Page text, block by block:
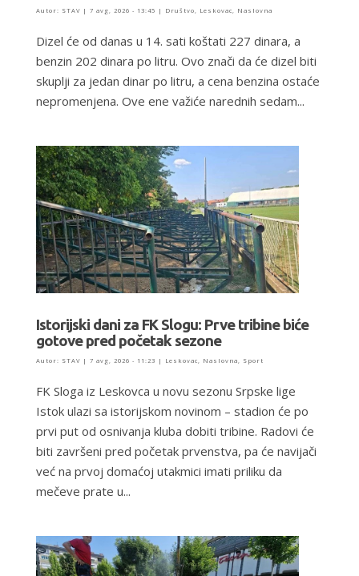
Autor: STAV| 7 avg, 2026 - 13:45 | Društvo Leskovac Naslovna
Dizel će od danas u 14. sati koštati 227 dinara, a
benzin 202 dinara po litru. Ovo znači da će dizel biti
skuplji za jedan dinar po litru, a cena benzina ostaće
nepromenjena. Ove ene važiće narednih sedam...
Istorijski dani za FK Slogu: Prve tribine biće
gotove pred početak sezone
Autor: STAV| 7 avg, 2026 - 11:23 | Leskovac, Naslovna, Sport
FK Sloga iz Leskovca u novu sezonu Srpske lige
Istok ulazi sa istorijskom novinom – stadion će po
prvi put od osnivanja kluba dobiti tribine. Radovi će
biti završeni pred početak prvenstva, pa će navijači
već na prvoj domaćoj utakmici imati priliku da
mečeve prate u...